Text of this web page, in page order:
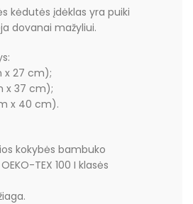
kėdutės įdėklas yra puiki
dovanai mažyliui.
x 27 cm);
x 37 cm);
x 40 cm).
kokybės bambuko
TEX 100 I klasės